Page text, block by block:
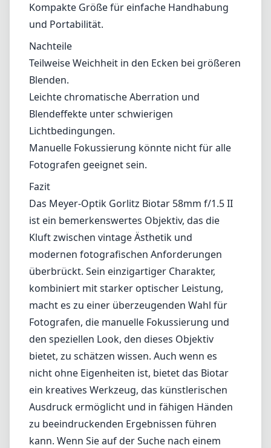
Kompakte Größe für einfache Handhabung
und Portabilität.
Nachteile
Teilweise Weichheit in den Ecken bei größeren
Blenden.
Leichte chromatische Aberration und
Blendeffekte unter schwierigen
Lichtbedingungen.
Manuelle Fokussierung könnte nicht für alle
Fotografen geeignet sein.
Fazit
Das Meyer-Optik Gorlitz Biotar 58mm f/1.5 II
ist ein bemerkenswertes Objektiv, das die
Kluft zwischen vintage Ästhetik und
modernen fotografischen Anforderungen
überbrückt. Sein einzigartiger Charakter,
kombiniert mit starker optischer Leistung,
macht es zu einer überzeugenden Wahl für
Fotografen, die manuelle Fokussierung und
den speziellen Look, den dieses Objektiv
bietet, zu schätzen wissen. Auch wenn es
nicht ohne Eigenheiten ist, bietet das Biotar
ein kreatives Werkzeug, das künstlerischen
Ausdruck ermöglicht und in fähigen Händen
zu beeindruckenden Ergebnissen führen
kann. Wenn Sie auf der Suche nach einem